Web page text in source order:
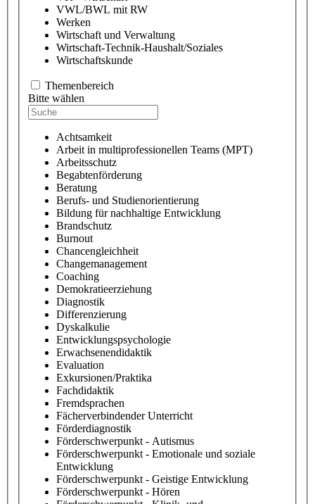
VWL/BWL mit RW
Werken
Wirtschaft und Verwaltung
Wirtschaft-Technik-Haushalt/Soziales
Wirtschaftskunde
Themenbereich
Bitte wählen
Achtsamkeit
Arbeit in multiprofessionellen Teams (MPT)
Arbeitsschutz
Begabtenförderung
Beratung
Berufs- und Studienorientierung
Bildung für nachhaltige Entwicklung
Brandschutz
Burnout
Chancengleichheit
Changemanagement
Coaching
Demokratieerziehung
Diagnostik
Differenzierung
Dyskalkulie
Entwicklungspsychologie
Erwachsenendidaktik
Evaluation
Exkursionen/Praktika
Fachdidaktik
Fremdsprachen
Fächerverbindender Unterricht
Förderdiagnostik
Förderschwerpunkt - Autismus
Förderschwerpunkt - Emotionale und soziale
Entwicklung
Förderschwerpunkt - Geistige Entwicklung
Förderschwerpunkt - Hören